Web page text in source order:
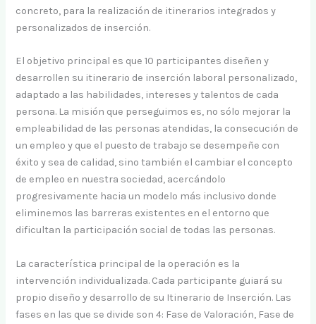
concreto, para la realización de itinerarios integrados y
personalizados de inserción.
El objetivo principal es que 10 participantes diseñen y
desarrollen su itinerario de inserción laboral personalizado,
adaptado a las habilidades, intereses y talentos de cada
persona. La misión que perseguimos es, no sólo mejorar la
empleabilidad de las personas atendidas, la consecución de
un empleo y que el puesto de trabajo se desempeñe con
éxito y sea de calidad, sino también el cambiar el concepto
de empleo en nuestra sociedad, acercándolo
progresivamente hacia un modelo más inclusivo donde
eliminemos las barreras existentes en el entorno que
dificultan la participación social de todas las personas.
La característica principal de la operación es la
intervención individualizada. Cada participante guiará su
propio diseño y desarrollo de su Itinerario de Inserción. Las
fases en las que se divide son 4: Fase de Valoración, Fase de